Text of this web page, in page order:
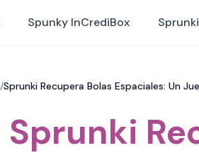
Spunky InCrediBox
/Sprunki Recupera Bolas Espaciales: Un
Sprunki